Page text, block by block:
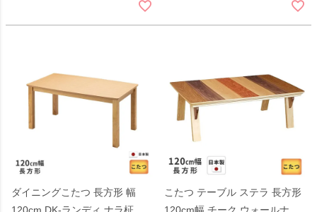
ダイニングこたつ 長方形 幅
120cm DK-ランディ ナラ柾目
こたつ テーブル ステラ 長方形
120cm幅 チーク ウォールナッ